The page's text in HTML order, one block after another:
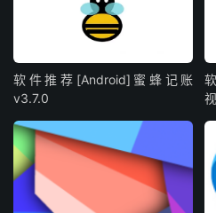
软件推荐[Android]蜜蜂记账
v3.7.0